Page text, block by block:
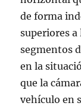
de forma
superiores
segmentos
en la
que la
vehículo en